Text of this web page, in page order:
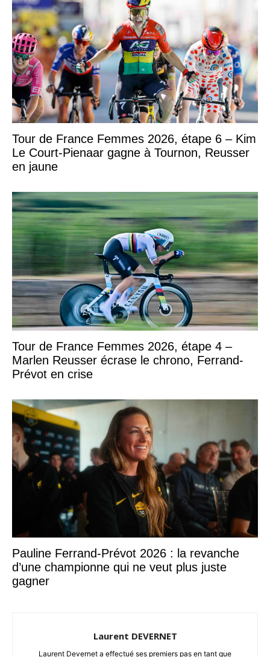
Tour de France Femmes 2026, étape 6 – Kim
Le Court-Pienaar gagne à Tournon, Reusser
en jaune
Tour de France Femmes 2026, étape 4 –
Marlen Reusser écrase le chrono, Ferrand-
Prévot en crise
Pauline Ferrand-Prévot 2026 : la revanche
d’une championne qui ne veut plus juste
gagner
Laurent DEVERNET
Laurent Devernet a effectué ses premiers pas en tant que